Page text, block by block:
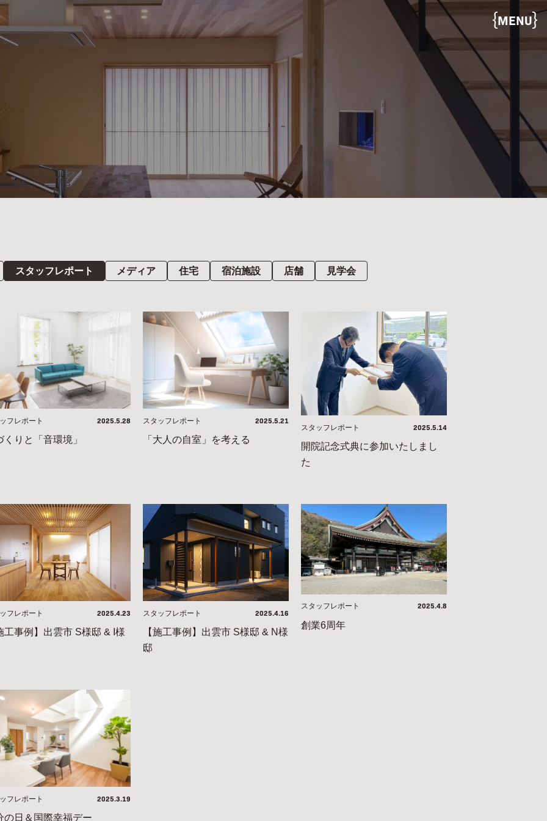
MENU
スタッフレポート メディア 住宅 宿泊施設 店舗 見学会
フレポート 2025.5.28
くりと「音環境」
スタッフレポート 2025.5.21
「大人の自室」を考える
スタッフレポート 2025.5.14
開院記念式典に参加いたしまし
た
フレポート 2025.4.23
工事例】出雲市 S様邸 & I様
スタッフレポート 2025.4.16
【施工事例】出雲市 S様邸 & N様
邸
スタッフレポート 2025.4.8
創業6周年
フレポート 2025.3.19
の日＆国際幸福デー